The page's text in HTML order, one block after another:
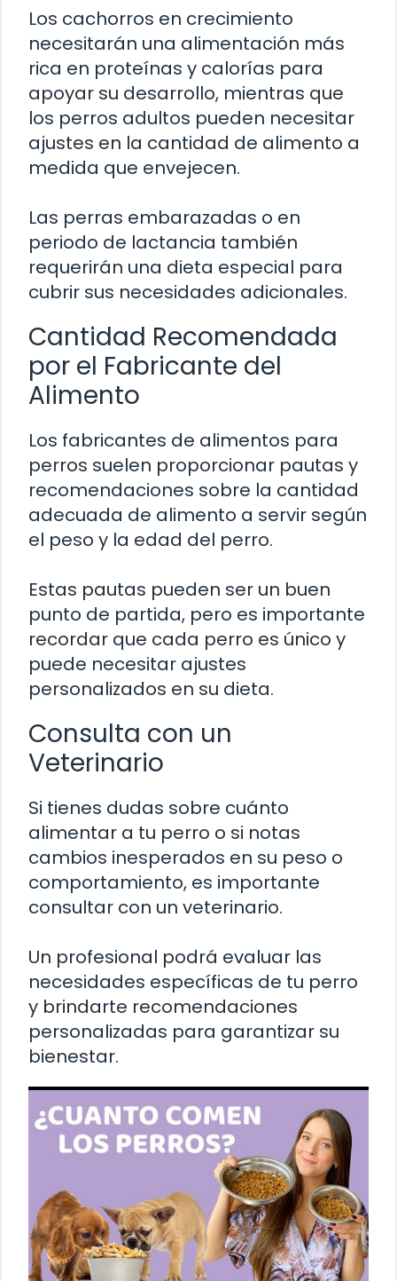
Los cachorros en crecimiento
necesitarán una alimentación más
rica en proteínas y calorías para
apoyar su desarrollo, mientras que
los perros adultos pueden necesitar
ajustes en la cantidad de alimento a
medida que envejecen.
Las perras embarazadas o en
periodo de lactancia también
requerirán una dieta especial para
cubrir sus necesidades adicionales.
Cantidad Recomendada
por el Fabricante del
Alimento
Los fabricantes de alimentos para
perros suelen proporcionar pautas y
recomendaciones sobre la cantidad
adecuada de alimento a servir según
el peso y la edad del perro.
Estas pautas pueden ser un buen
punto de partida, pero es importante
recordar que cada perro es único y
puede necesitar ajustes
personalizados en su dieta.
Consulta con un
Veterinario
Si tienes dudas sobre cuánto
alimentar a tu perro o si notas
cambios inesperados en su peso o
comportamiento, es importante
consultar con un veterinario.
Un profesional podrá evaluar las
necesidades específicas de tu perro
y brindarte recomendaciones
personalizadas para garantizar su
bienestar.